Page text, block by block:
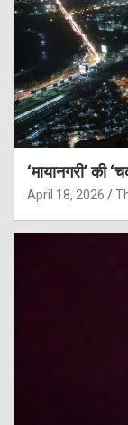
‘मायानगरी’ की
April 18, 2026